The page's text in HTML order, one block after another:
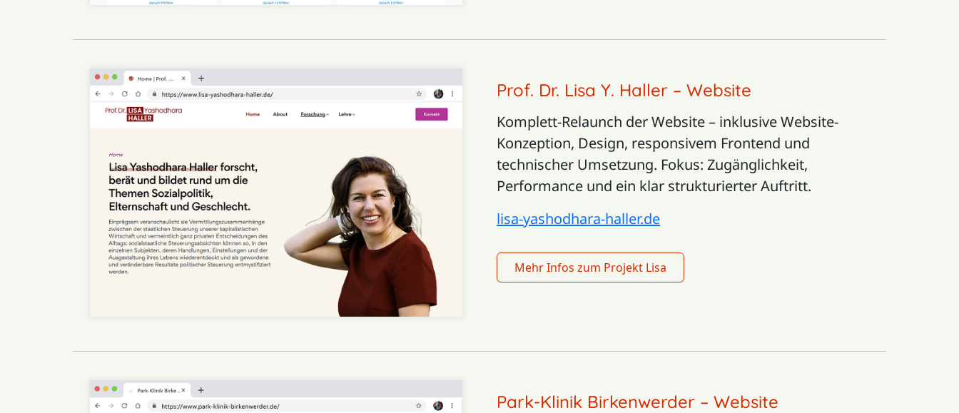
Prof. Dr. Lisa Y. Haller – Website
Komplett-Relaunch der Website – inklusive Website-
Konzeption, Design, responsivem Frontend und
technischer Umsetzung. Fokus: Zugänglichkeit,
Performance und ein klar strukturierter Auftritt.
lisa-yashodhara-haller.de
Mehr Infos zum Projekt Lisa
Park-Klinik Birkenwerder – Website